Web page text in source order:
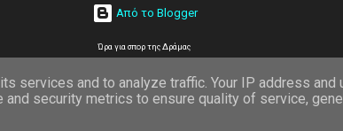
Από το Blogger
Ώρα για σπορ της Δράμας
services and to analyze traffic. Your IP address and
security metrics to ensure quality of service,